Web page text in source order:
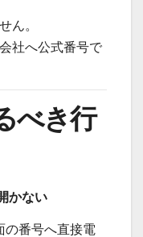
ん。
社へ公式番号で
べき行
かない
の番号へ直接電